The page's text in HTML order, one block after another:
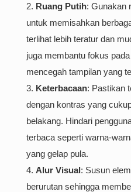
Ruang Putih: Gunakan
untuk memisahkan
terlihat lebih teratur dan
juga membantu fokus
mencegah tampilan yang
Keterbacaan: Pastikan
dengan kontras yang
belakang. Hindari
terbaca seperti warna-
yang gelap pula.
Alur Visual: Susun
berurutan sehingga